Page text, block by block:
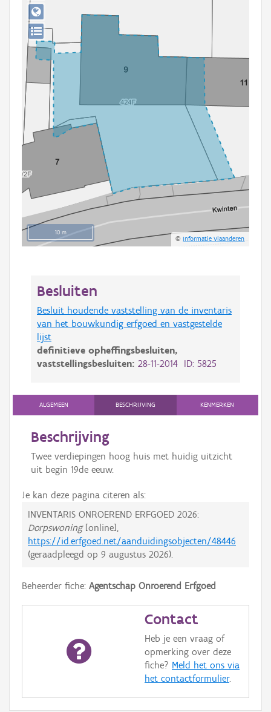
10 m
©Informatie Vlaanderen
Besluiten
Besluit houdende vaststelling van de inventaris
van het bouwkundig erfgoed en vastgestelde
lijst
definitieve opheffingsbesluiten,
vaststellingsbesluiten: 28-11-2014 ID: 5825
ALGEMEEN BESCHRIJVING KENMERKEN
Beschrijving
Twee verdiepingen hoog huis met huidig uitzicht
uit begin 19de eeuw.
Je kan deze pagina citeren als:
INVENTARIS ONROEREND ERFGOED 2026:
Dorpswoning[online],
https://id.erfgoed.net/aanduidingsobjecten/48446
(geraadpleegd op 9 augustus 2026).
Beheerder fiche: Agentschap Onroerend Erfgoed
Contact
Heb je een vraag of
opmerking over deze
fiche? Meld het ons via
het contactformulier.